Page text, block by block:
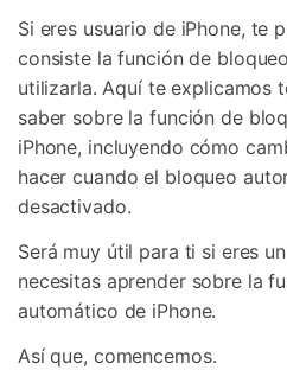
Reparación de Móviles
Protección del Móvil
Encuentra Más Soluciones
Iniciar sesión
Si eres usuario de iPhone, te
consiste la función de
utilizarla. Aquí te explicamos
saber sobre la función de
iPhone, incluyendo cómo
hacer cuando el bloqueo
desactivado.
Será muy útil para ti si eres
necesitas aprender sobre la
automático de iPhone.
Así que, comencemos.